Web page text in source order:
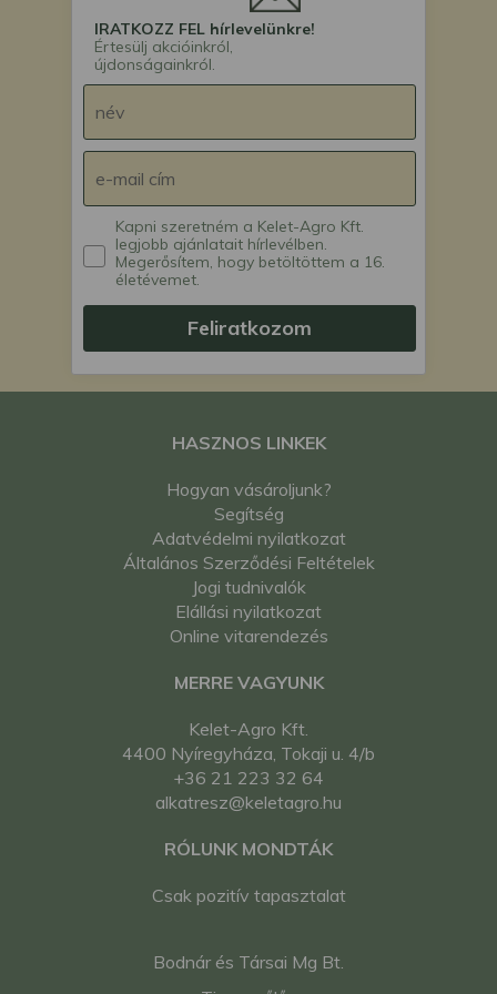
IRATKOZZ FEL hírlevelünkre!
Értesülj akcióinkról,
újdonságainkról.
Kapni szeretném a Kelet-Agro Kft.
legjobb ajánlatait hírlevélben.
Megerősítem, hogy betöltöttem a 16.
életévemet.
Feliratkozom
HASZNOS LINKEK
Hogyan vásároljunk?
Segítség
Adatvédelmi nyilatkozat
Általános Szerződési Feltételek
Jogi tudnivalók
Elállási nyilatkozat
Online vitarendezés
MERRE VAGYUNK
Kelet-Agro Kft.
4400 Nyíregyháza, Tokaji u. 4/b
+36 21 223 32 64
alkatresz@keletagro.hu
RÓLUNK MONDTÁK
Csak pozitív tapasztalat
Bodnár és Társai Mg Bt.